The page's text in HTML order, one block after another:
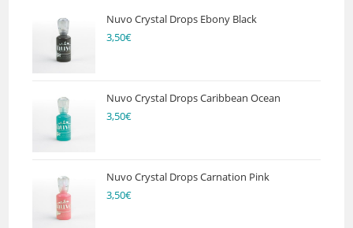
Nuvo Crystal Drops Ebony Black
3,50€
Nuvo Crystal Drops Caribbean Ocean
3,50€
Nuvo Crystal Drops Carnation Pink
3,50€